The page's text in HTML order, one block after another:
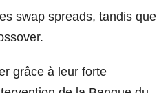
swap spreads, tandis que
grâce à leur forte